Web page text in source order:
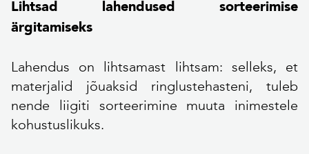
Lihtsad lahendused sorteerimise
ärgitamiseks
Lahendus on lihtsamast lihtsam: selleks, et
materjalid jõuaksid ringlustehasteni, tuleb
nende liigiti sorteerimine muuta inimestele
kohustuslikuks.